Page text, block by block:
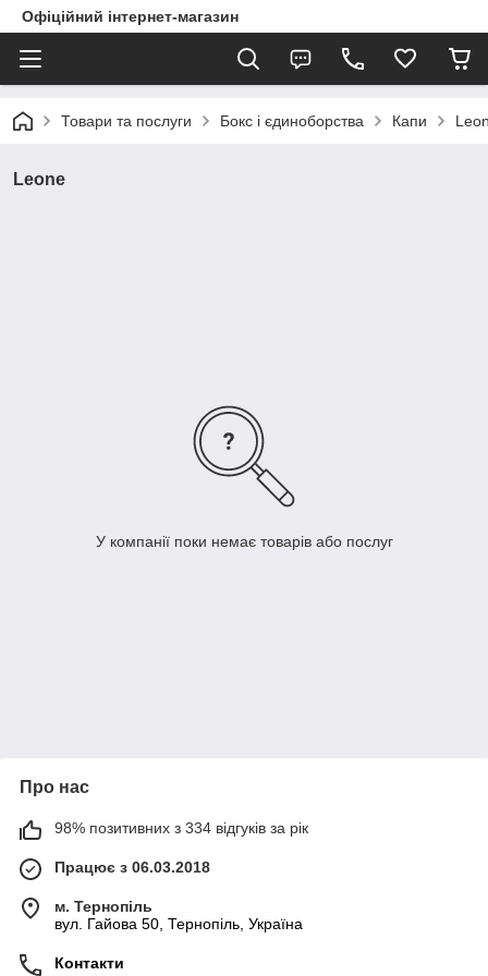
Офіційний інтернет-магазин
Товари та послуги Бокс і єдиноборства Капи
Leone
У компанії поки немає товарів або послуг
Про нас
98% позитивних з 334 відгуків за рік
Працює з 06.03.2018
м. Тернопіль
вул. Гайова 50, Тернопіль, Україна
Контакти